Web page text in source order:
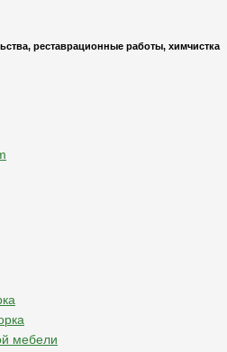
реставрационные работы, химчистка
мебели